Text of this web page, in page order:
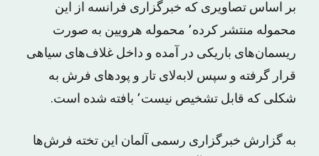
بر اساس تصاویری که خبرگزاری فرانسه از این
محموله منتشر کرده٬ محموله هرویین به صورت
ریسمان‌های باریکی در آمده و داخل غلاف‌های سیاهی
قرار گرفته و سپس لابه‌لای تار و پودهای فرش به
شکلی که قابل تشخیص نیست٬ بافته شده است.
به گزارش خبرگزاری رسمی آلمان این تخته فرش‌ها